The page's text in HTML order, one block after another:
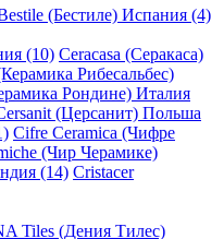
(Бестиле) Испания (4)
(10) Ceracasa (Серакаса)
Рибесальбес)
Рондине) Италия
(Церсанит) Польша
Cifre Ceramica (Чифре
(Чир Черамике)
(14) Cristacer
Tiles (Дения Тилес)